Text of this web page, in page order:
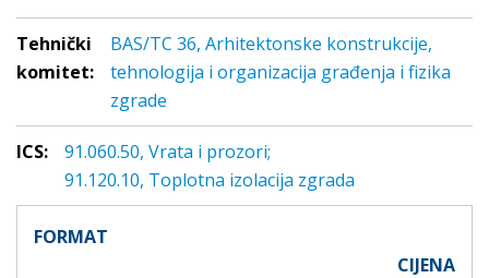
Tehnički
komitet:
BAS/TC 36, Arhitektonske konstrukcije,
tehnologija i organizacija građenja i fizika
zgrade
ICS:
91.060.50, Vrata i prozori;
91.120.10, Toplotna izolacija zgrada
FORMAT
CIJENA